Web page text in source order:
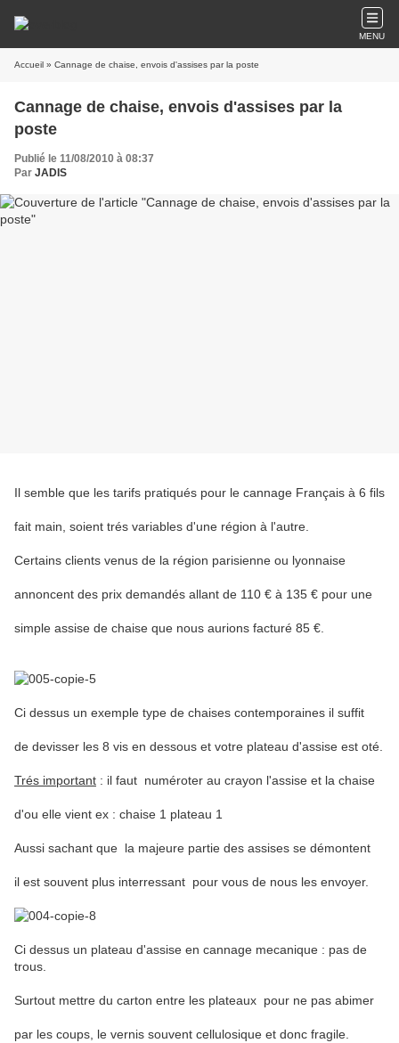
MENU
Accueil » Cannage de chaise, envois d'assises par la poste
Cannage de chaise, envois d'assises par la
poste
Publié le 11/08/2010 à 08:37
Par JADIS
Il semble que les tarifs pratiqués pour le cannage Français à 6 fils
fait main, soient trés variables d'une région à l'autre.
Certains clients venus de la région parisienne ou lyonnaise
annoncent des prix demandés allant de 110 € à 135 € pour une
simple assise de chaise que nous aurions facturé 85 €.
Ci dessus un exemple type de chaises contemporaines il suffit
de devisser les 8 vis en dessous et votre plateau d'assise est oté.
Trés important : il faut numéroter au crayon l'assise et la chaise
d'ou elle vient ex : chaise 1 plateau 1
Aussi sachant que la majeure partie des assises se démontent
il est souvent plus interressant pour vous de nous les envoyer.
Ci dessus un plateau d'assise en cannage mecanique : pas de
trous.
Surtout mettre du carton entre les plateaux pour ne pas abimer
par les coups, le vernis souvent cellulosique et donc fragile.